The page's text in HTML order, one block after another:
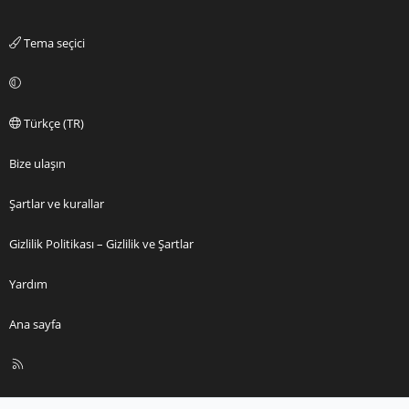
Tema seçici
Türkçe (TR)
Bize ulaşın
Şartlar ve kurallar
Gizlilik Politikası – Gizlilik ve Şartlar
Yardım
Ana sayfa
R
S